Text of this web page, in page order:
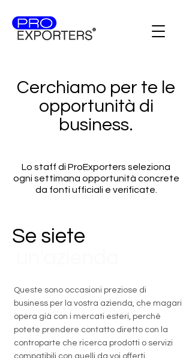
Cerchiamo per te le
opportunità di
business.
Lo staff di ProExporters seleziona
ogni settimana opportunità concrete
da fonti ufficiali e verificate.
Se siete
Queste sono occasioni preziose di
business per la vostra azienda, che magari
opera già con i mercati esteri, perché
potete prendere contatto diretto con la
controparte che ricerca prodotti o servizi
compatibili con quelli da voi offerti.